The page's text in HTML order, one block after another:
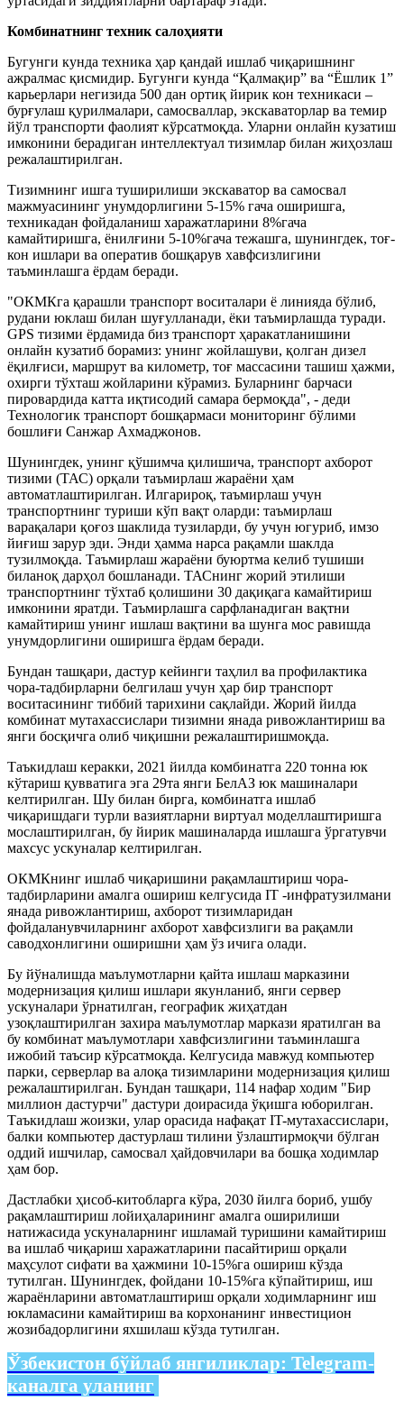
Комбинатнинг техник салоҳияти
Бугунги кунда техника ҳар қандай ишлаб чиқаришнинг
ажралмас қисмидир. Бугунги кунда “Қалмақир” ва “Ёшлик 1”
карьерлари негизида 500 дан ортиқ йирик кон техникаси –
бурғулаш қурилмалари, самосваллар, экскаваторлар ва темир
йўл транспорти фаолият кўрсатмоқда. Уларни онлайн кузатиш
имконини берадиган интеллектуал тизимлар билан жиҳозлаш
режалаштирилган.
Тизимнинг ишга туширилиши экскаватор ва самосвал
мажмуасининг унумдорлигини 5-15% гача оширишга,
техникадан фойдаланиш харажатларини 8%гача
камайтиришга, ёнилғини 5-10%гача тежашга, шунингдек, тоғ-
кон ишлари ва оператив бошқарув хавфсизлигини
таъминлашга ёрдам беради.
"ОКМКга қарашли транспорт воситалари ё линияда бўлиб,
рудани юклаш билан шуғулланади, ёки таъмирлашда туради.
GPS тизими ёрдамида биз транспорт ҳаракатланишини
онлайн кузатиб борамиз: унинг жойлашуви, қолган дизел
ёқилғиси, маршрут ва километр, тоғ массасини ташиш ҳажми,
охирги тўхташ жойларини кўрамиз. Буларнинг барчаси
пировардида катта иқтисодий самара бермоқда", - деди
Технологик транспорт бошқармаси мониторинг бўлими
бошлиғи Санжар Ахмаджонов.
Шунингдек, унинг қўшимча қилишича, транспорт ахборот
тизими (ТАС) орқали таъмирлаш жараёни ҳам
автоматлаштирилган. Илгарироқ, таъмирлаш учун
транспортнинг туриши кўп вақт оларди: таъмирлаш
варақалари қоғоз шаклида тузиларди, бу учун югуриб, имзо
йиғиш зарур эди. Энди ҳамма нарса рақамли шаклда
тузилмоқда. Таъмирлаш жараёни буюртма келиб тушиши
биланоқ дарҳол бошланади. ТАСнинг жорий этилиши
транспортнинг тўхтаб қолишини 30 дақиқага камайтириш
имконини яратди. Таъмирлашга сарфланадиган вақтни
камайтириш унинг ишлаш вақтини ва шунга мос равишда
унумдорлигини оширишга ёрдам беради.
Бундан ташқари, дастур кейинги таҳлил ва профилактика
чора-тадбирларни белгилаш учун ҳар бир транспорт
воситасининг тиббий тарихини сақлайди. Жорий йилда
комбинат мутахассислари тизимни янада ривожлантириш ва
янги босқичга олиб чиқишни режалаштиришмоқда.
Таъкидлаш керакки, 2021 йилда комбинатга 220 тонна юк
кўтариш қувватига эга 29та янги БелАЗ юк машиналари
келтирилган. Шу билан бирга, комбинатга ишлаб
чиқаришдаги турли вазиятларни виртуал моделлаштиришга
мослаштирилган, бу йирик машиналарда ишлашга ўргатувчи
махсус ускуналар келтирилган.
ОКМКнинг ишлаб чиқаришини рақамлаштириш чора-
тадбирларини амалга ошириш келгусида IT -инфратузилмани
янада ривожлантириш, ахборот тизимларидан
фойдаланувчиларнинг ахборот хавфсизлиги ва рақамли
саводхонлигини оширишни ҳам ўз ичига олади.
Бу йўналишда маълумотларни қайта ишлаш марказини
модернизация қилиш ишлари якунланиб, янги сервер
ускуналари ўрнатилган, географик жиҳатдан
узоқлаштирилган захира маълумотлар маркази яратилган ва
бу комбинат маълумотлари хавфсизлигини таъминлашга
ижобий таъсир кўрсатмоқда. Келгусида мавжуд компьютер
парки, серверлар ва алоқа тизимларини модернизация қилиш
режалаштирилган. Бундан ташқари, 114 нафар ходим "Бир
миллион дастурчи" дастури доирасида ўқишга юборилган.
Таъкидлаш жоизки, улар орасида нафақат IT-мутахассислари,
балки компьютер дастурлаш тилини ўзлаштирмоқчи бўлган
оддий ишчилар, самосвал ҳайдовчилари ва бошқа ходимлар
ҳам бор.
Дастлабки ҳисоб-китобларга кўра, 2030 йилга бориб, ушбу
рақамлаштириш лойиҳаларининг амалга оширилиши
натижасида ускуналарнинг ишламай туришини камайтириш
ва ишлаб чиқариш харажатларини пасайтириш орқали
маҳсулот сифати ва ҳажмини 10-15%га ошириш кўзда
тутилган. Шунингдек, фойдани 10-15%га кўпайтириш, иш
жараёнларини автоматлаштириш орқали ходимларнинг иш
юкламасини камайтириш ва корхонанинг инвестицион
жозибадорлигини яхшилаш кўзда тутилган.
Ўзбекистон бўйлаб янгиликлар: Telegram-
каналга уланинг